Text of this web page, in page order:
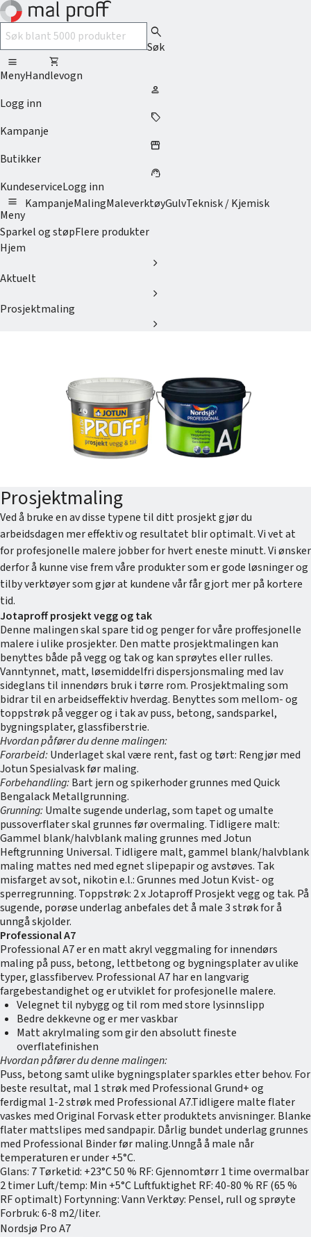
search
Søk
menu
Meny
shopping_cart
Handlevogn
person
Logg inn
sell
Kampanje
storefront
Butikker
support_agent
KundeserviceLogg inn
menu
Meny
KampanjeMalingMaleverktøyGulvTeknisk / Kjemisk
Sparkel og støpFlere produkter
Hjem
chevron_right
Aktuelt
chevron_right
Prosjektmaling
chevron_right
Prosjektmaling
Ved å bruke en av disse typene til ditt prosjekt gjør du
arbeidsdagen mer effektiv og resultatet blir optimalt. Vi vet at
for profesjonelle malere jobber for hvert eneste minutt. Vi ønsker
derfor å kunne vise frem våre produkter som er gode løsninger og
tilby verktøyer som gjør at kundene vår får gjort mer på kortere
tid.
Jotaproff prosjekt vegg og tak
Denne malingen skal spare tid og penger for våre proffesjonelle
malere i ulike prosjekter. Den matte prosjektmalingen kan
benyttes både på vegg og tak og kan sprøytes eller rulles.
Vanntynnet, matt, løsemiddelfri dispersjonsmaling med lav
sideglans til innendørs bruk i tørre rom. Prosjektmaling som
bidrar til en arbeidseffektiv hverdag. Benyttes som mellom- og
toppstrøk på vegger og i tak av puss, betong, sandsparkel,
bygningsplater, glassfiberstrie.
Hvordan påfører du denne malingen:
Forarbeid:Underlaget skal være rent, fast og tørt: Rengjør med
Jotun Spesialvask før maling.
Forbehandling:Bart jern og spikerhoder grunnes med Quick
Bengalack Metallgrunning.
Grunning:Umalte sugende underlag, som tapet og umalte
pussoverflater skal grunnes før overmaling. Tidligere malt:
Gammel blank/halvblank maling grunnes med Jotun
Heftgrunning Universal. Tidligere malt, gammel blank/halvblank
maling mattes ned med egnet slipepapir og avstøves. Tak
misfarget av sot, nikotin e.l.: Grunnes med Jotun Kvist- og
sperregrunning. Toppstrøk: 2 x Jotaproff Prosjekt vegg og tak. På
sugende, porøse underlag anbefales det å male 3 strøk for å
unngå skjolder.
Professional A7
Professional A7 er en matt akryl veggmaling for innendørs
maling på puss, betong, lettbetong og bygningsplater av ulike
typer, glassfibervev. Professional A7 har en langvarig
fargebestandighet og er utviklet for profesjonelle malere.
Velegnet til nybygg og til rom med store lysinnslipp
Bedre dekkevne og er mer vaskbar
Matt akrylmaling som gir den absolutt fineste
overflatefinishen
Hvordan påfører du denne malingen:
Puss, betong samt ulike bygningsplater sparkles etter behov. For
beste resultat, mal 1 strøk med Professional Grund+ og
ferdigmal 1-2 strøk med Professional A7.Tidligere malte flater
vaskes med Original Forvask etter produktets anvisninger. Blanke
flater mattslipes med sandpapir. Dårlig bundet underlag grunnes
med Professional Binder før maling.Unngå å male når
temperaturen er under +5°C.
Glans: 7 Tørketid: +23°C 50 % RF: Gjennomtørr 1 time overmalbar
2 timer Luft/temp: Min +5°C Luftfuktighet RF: 40-80 % RF (65 %
RF optimalt) Fortynning: Vann Verktøy: Pensel, rull og sprøyte
Forbruk: 6-8 m2/liter.
Nordsjø Pro A7